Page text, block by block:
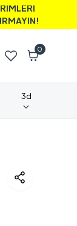
0
3d